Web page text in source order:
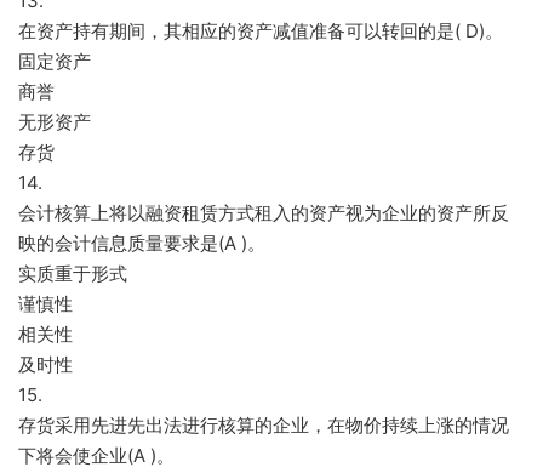
在资产持有期间，其相应的资产减值准备可以转回的是( D)。
固定资产
商誉
无形资产
存货
14.
会计核算上将以融资租赁方式租入的资产视为企业的资产所反
映的会计信息质量要求是(A )。
实质重于形式
谨慎性
相关性
及时性
15.
存货采用先进先出法进行核算的企业，在物价持续上涨的情况
下将会使企业(A )。